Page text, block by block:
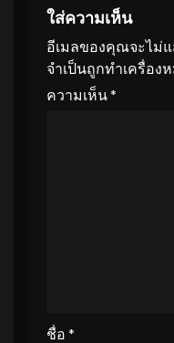
ใส่ความเห็น
อีเมลของคุณจะไม่
จำเป็นถูกทำเครื่อง
ความเห็น*
ชื่อ *